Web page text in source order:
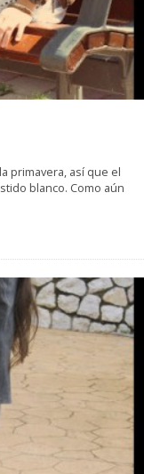
primavera, así que el
blanco. Como aún